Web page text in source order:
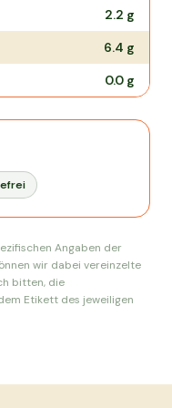
2.2 g
6.4 g
0.0 g
Angaben der
wir dabei vereinzelte
bitten, die
Etikett des jeweiligen